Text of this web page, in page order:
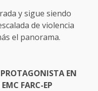
y sigue siendo
de violencia
el panorama.
EN
FARC-EP